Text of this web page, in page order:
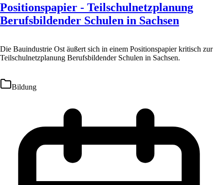
Positionspapier - Teilschulnetzplanung
Berufsbildender Schulen in Sachsen
Die Bauindustrie Ost äußert sich in einem Positionspapier kritisch zur
Teilschulnetzplanung Berufsbildender Schulen in Sachsen.
Bildung